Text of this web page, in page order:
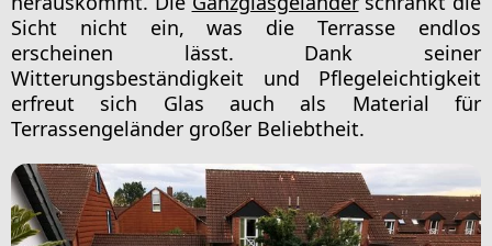
Sicht nicht ein, was die Terrasse endlos
erscheinen lässt. Dank seiner
Witterungsbeständigkeit und Pflegeleichtigkeit
erfreut sich Glas auch als Material für
Terrassengeländer großer Beliebtheit.